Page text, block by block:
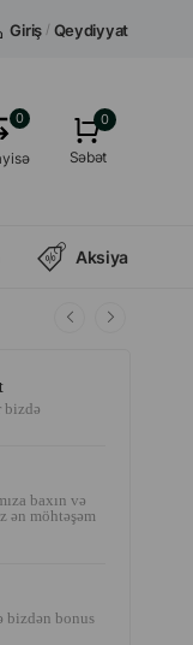
Giriş / Qeydiyyat
0 0
Səbət
Aksiya
bizdə
baxın və
ən möhtəşəm
bizdən bonus